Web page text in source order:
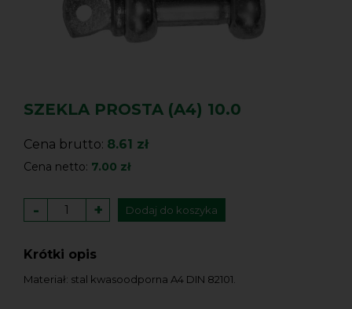
SZEKLA PROSTA (A4) 10.0
Cena brutto: 8.61 zł
Cena netto: 7.00 zł
- + Dodaj do koszyka
Krótki opis
Materiał: stal kwasoodporna A4 DIN 82101.